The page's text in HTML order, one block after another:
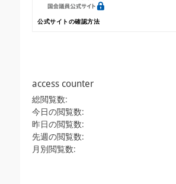
公式サイトの確認方法
access counter
総閲覧数:
今日の閲覧数:
昨日の閲覧数:
先週の閲覧数:
月別閲覧数: